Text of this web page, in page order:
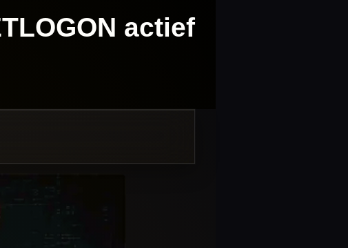
actief